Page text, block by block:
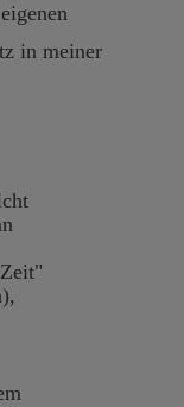
in meiner